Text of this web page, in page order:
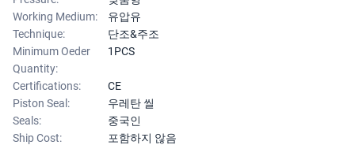
Working Medium:
유압유
Technique:
단조&주조
Minimum Oeder
Quantity:
1PCS
Certifications:
CE
Piston Seal:
우레탄 씰
Seals:
중국인
Ship Cost:
포함하지 않음